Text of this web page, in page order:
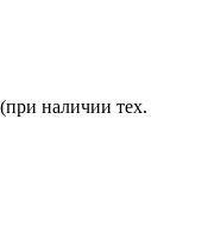
наличии тех.